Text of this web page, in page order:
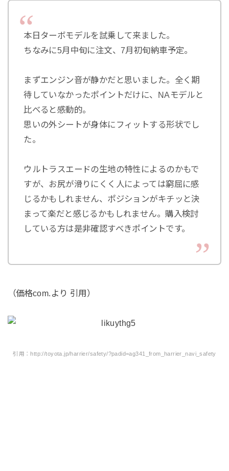
本日ターボモデルを試乗して来ました。
ちなみに5月中旬に注文、7月初旬納車予定。
まずエンジン音が静かだと思いました。全く期
待していなかったポイントだけに、NAモデルと
比べると感動的。
思いの外シートが身体にフィットする形状でし
た。
ウルトラスエードの生地の特性によるのかもで
すが、お尻が滑りにくく人によっては窮屈に感
じるかもしれません、ポジションがキチッと決
まって楽だと感じるかもしれません。購入検討
している方は是非確認すべきポイントです。
（価格com.より 引用）
引用：http://toyota.jp/harrier/safety/?padid=ag341_from_harrier_navi_safety